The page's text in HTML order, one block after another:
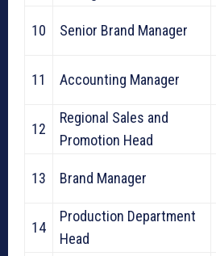
10 Senior Brand Manager
11 Accounting Manager
12
Regional Sales and
Promotion Head
13 Brand Manager
14
Production Department
Head